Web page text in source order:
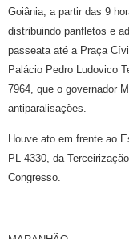
Goiânia, a partir das 9
distribuindo panfletos e
passeata até a Praça
Palácio Pedro Ludovico
7964, que o governador
antiparalisações.
Houve ato em frente ao
PL 4330, da
Congresso.